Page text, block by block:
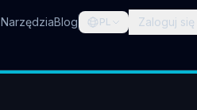
NarzędziaBlog PL Zaloguj się